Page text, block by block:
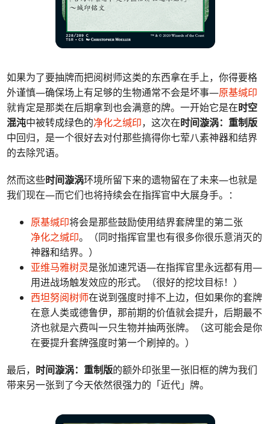
如果为了要抽牌而把阅树师这类的东西拿在手上，你得要格
外谨慎—确保场上有足够的生物通常不会是坏事—原基缄印
就肯定是那类在后期拿到也会满意的牌。一开始它是在时空
混沌中被转成绿色的净化之缄印，这次在时间漩涡：重制版
中回归，是一个很好去对付那些搞得你七荤八素神器和结界
的去除咒语。
然而这些时间漩涡环境所留下来的遗物留在了未来—也就是
我们现在—而它们也将持续会在指挥官中大展身手。：
原基缄印将会是那些鼓励使用结界套牌里的第二张
净化之缄印。（同时指挥官里也有很多你很乐意消灭的
神器和结界。）
亚维马雅树灵是张加速咒语—在指挥官里永远都有用—
用进战场触发效应的形式。（很好的挖坟目标！）
西坦努阅树师在说到强度时排不上边，但如果你的套牌
在意人类或德鲁伊，那前期的价值就会提升，后期最不
济也就是六费叫一只生物并抽两张牌。（这可能会是你
在要提升套牌强度时第一个刷掉的。）
最后， 时间漩涡：重制版的额外印张里一张旧框的牌为我们
带来另一张到了今天依然很强力的「近代」牌。